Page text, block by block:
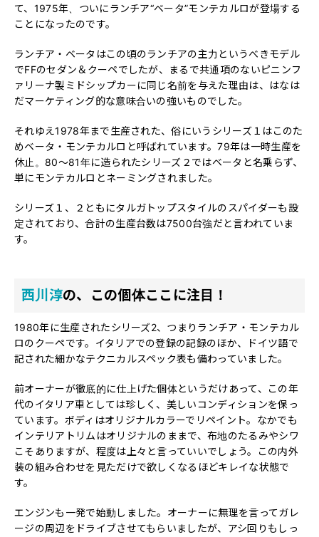
て、1975年、ついにランチア“ベータ”モンテカルロが登場する
ことになったのです。
ランチア・ベータはこの頃のランチアの主力というべきモデル
でFFのセダン＆クーペでしたが、まるで共通項のないピニンフ
ァリーナ製ミドシップカーに同じ名前を与えた理由は、はなは
だマーケティング的な意味合いの強いものでした。
それゆえ1978年まで生産された、俗にいうシリーズ１はこのた
めベータ・モンテカルロと呼ばれています。79年は一時生産を
休止。80〜81年に造られたシリーズ２ではベータと名乗らず、
単にモンテカルロとネーミングされました。
シリーズ１、２ともにタルガトップスタイルのスパイダーも設
定されており、合計の生産台数は7500台強だと言われていま
す。
西川淳の、この個体ここに注目！
1980年に生産されたシリーズ2、つまりランチア・モンテカル
ロのクーペです。イタリアでの登録の記録のほか、ドイツ語で
記された細かなテクニカルスペック表も備わっていました。
前オーナーが徹底的に仕上げた個体というだけあって、この年
代のイタリア車としては珍しく、美しいコンディションを保っ
ています。ボディはオリジナルカラーでリペイント。なかでも
インテリアトリムはオリジナルのままで、布地のたるみやシワ
こそありますが、程度は上々と言っていいでしょう。この内外
装の組み合わせを見ただけで欲しくなるほどキレイな状態で
す。
エンジンも一発で始動しました。オーナーに無理を言ってガレ
ージの周辺をドライブさせてもらいましたが、アシ回りもしっ